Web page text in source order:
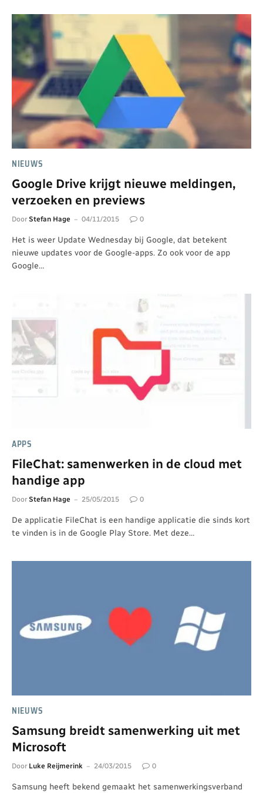
NIEUWS
Google Drive krijgt nieuwe meldingen,
verzoeken en previews
Door Stefan Hage 04/11/2015 0
Het is weer Update Wednesday bij Google, dat betekent
nieuwe updates voor de Google-apps. Zo ook voor de app
Google…
APPS
FileChat: samenwerken in de cloud met
handige app
Door Stefan Hage 25/05/2015 0
De applicatie FileChat is een handige applicatie die sinds kort
te vinden is in de Google Play Store. Met deze…
NIEUWS
Samsung breidt samenwerking uit met
Microsoft
Door Luke Reijmerink 24/03/2015 0
Samsung heeft bekend gemaakt het samenwerkingsverband